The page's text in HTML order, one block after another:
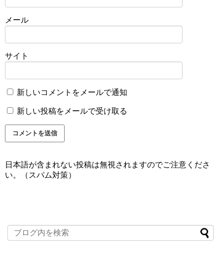
メール
サイト
新しいコメントをメールで通知
新しい投稿をメールで受け取る
日本語が含まれない投稿は無視されますのでご注意くださ
い。（スパム対策）